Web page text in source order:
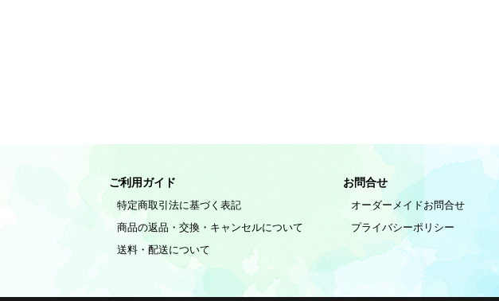
ご利用ガイド
特定商取引法に基づく表記
商品の返品・交換・キャンセルについて
送料・配送について
お問合せ
オーダーメイドお問合せ
プライバシーポリシー